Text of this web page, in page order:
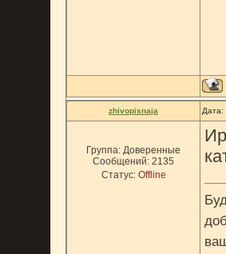
zhivopisnaja
Группа: Доверенные
Сообщений: 2135
Статус: Offline